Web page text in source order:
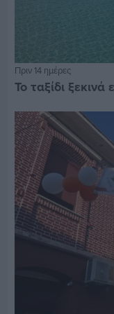
Πριν 14 ημέρες
Το ταξίδι